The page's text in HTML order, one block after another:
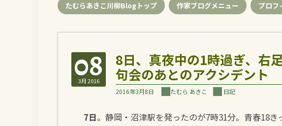
たむらあきこ川柳Blogトップ 作家ブログメニュー プロフ
08
3月 2016
8日、真夜中の1時過ぎ、右
句会のあとのアクシデント
2016年3月8日 たむら あきこ 日記
7日。静岡・沼津駅を発ったのが7時31分。青春18